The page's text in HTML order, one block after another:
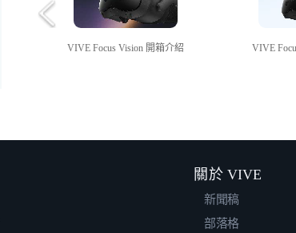
VIVE Focus Vision 開箱介紹 VIVE
關於 VIVE
新聞稿
部落格